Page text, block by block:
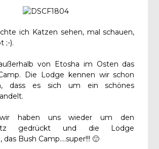
ich Katzen sehen, mal schauen,
;-).
von Etosha im Osten das
Die Lodge kennen wir schon
dass es sich um ein schönes
wir haben uns wieder um den
gedrückt und die Lodge
Bush Camp….super!!! 🙂